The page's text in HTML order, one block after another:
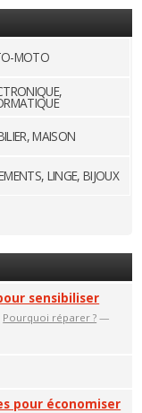
MOTO
MAISON
LINGE, BIJOUX
sensibiliser
Pourquoi réparer ? —
pour économiser